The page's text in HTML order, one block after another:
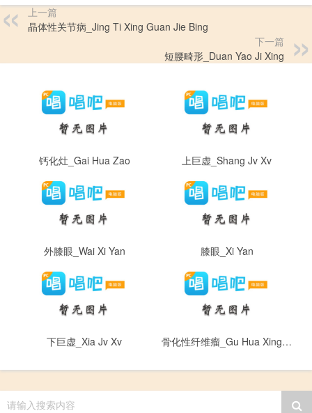
上一篇
晶体性关节病_Jing Ti Xing Guan Jie Bing
下一篇
短腰畸形_Duan Yao Ji Xing
钙化灶_Gai Hua Zao 上巨虚_Shang Jv Xv
外膝眼_Wai Xi Yan 膝眼_Xi Yan
下巨虚_Xia Jv Xv 骨化性纤维瘤_Gu Hua Xing Xian Wei Liu
请输入搜索内容